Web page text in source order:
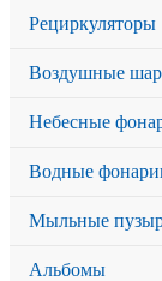
Рециркуляторы
Воздушные
Небесные
Водные
Мыльные
Альбомы